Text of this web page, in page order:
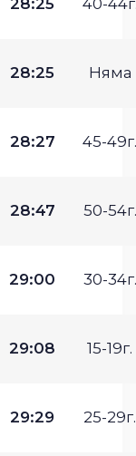
28:25 Няма
28:27 45-49г.
28:47 50-54г.
29:00 30-34г.
29:08 15-19г.
29:29 25-29г.